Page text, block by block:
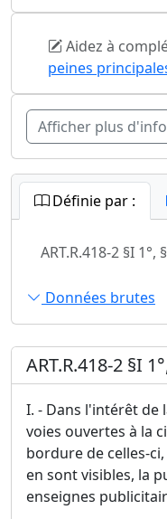
Aidez à
peines
Afficher plus
Définie par :
ART.R.418-2 §I 1°,
Données brutes
ART.R.418-2 §I
I. - Dans l'intérêt de
voies ouvertes à la
bordure de celles-
en sont visibles, la
enseignes